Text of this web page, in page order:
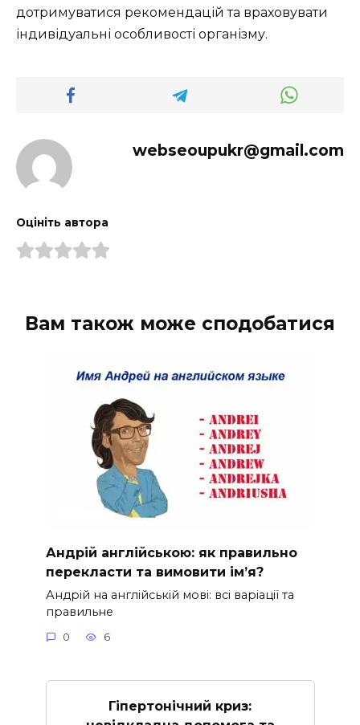
дотримуватися рекомендацій та враховувати
індивідуальні особливості організму.
webseoupukr@gmail.com
Оцініть автора
Вам також може сподобатися
Андрій англійською: як правильно
перекласти та вимовити ім’я?
Андрій на англійській мові: всі варіації та
правильне
0 6
Гіпертонічний криз: